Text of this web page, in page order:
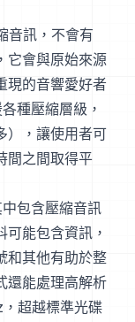
音訊，不會有
它會與原始來源
現的音響愛好者
種壓縮層級，
），讓使用者可
間之間取得平
包含壓縮音訊
能包含資訊，
和其他有助於整
還能處理高解析
超越標準光碟